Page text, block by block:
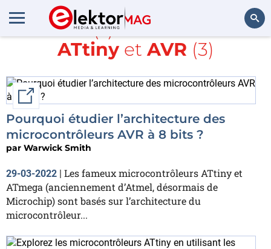
Article(s) avec la balise
ATtinyet AVR (3)
External link
Pourquoi étudier l’architecture des
microcontrôleurs AVR à 8 bits ?
par Warwick Smith
29-03-2022 | Les fameux microcontrôleurs ATtiny et
ATmega (anciennement d’Atmel, désormais de
Microchip) sont basés sur l’architecture du
microcontrôleur...